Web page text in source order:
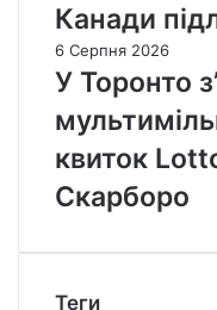
Канади
6 Серпня 2026
У Торонто
квиток
Скарборо
Теги